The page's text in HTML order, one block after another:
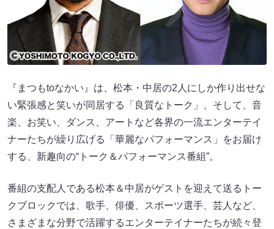
『まつもtoなかい』は、松本・中居の2人にしか作り出せな
い緊張感と笑いが同居する「良質なトーク」、そして、音
楽、お笑い、ダンス、アートなど各界の一流エンターテイ
ナーたちが繰り広げる「華麗なパフォーマンス」をお届け
する、新趣向の“トーク＆パフォーマンス番組”。
番組の支配人である松本＆中居がゲストを迎えて送るトー
クブロックでは、歌手、俳優、スポーツ選手、芸人など、
さまざまな分野で活躍するエンターテイナーたちが続々登